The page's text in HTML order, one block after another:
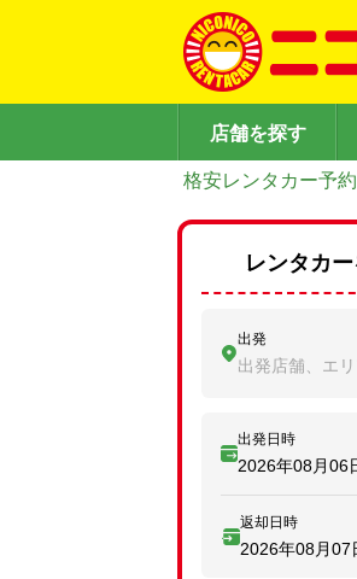
店舗を探す
格安レンタカー予約
レンタカ
出発
出発店舗、エ
出発日時
2026年08月06
返却日時
2026年08月07